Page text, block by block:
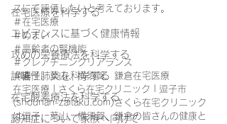
在宅医療を科学する
エビデンスに基づく健康情報
攻めの栄養療法を科学する
誤嚥性肺炎を科学する
在宅酸素療法を科学する
認知症について家族へ向けて
スにて評価したいと考えております。
＃在宅医療
＃めまい
＃高齢者の腎機能
＃クレアチニンクリアランス
＃逗子、葉山、横須賀、鎌倉在宅医療
在宅医療 | さくら在宅クリニック | 逗子市
(shounan-zaitaku.com)さくら在宅クリニック
は逗子、葉山、横須賀、鎌倉の皆さんの健康と